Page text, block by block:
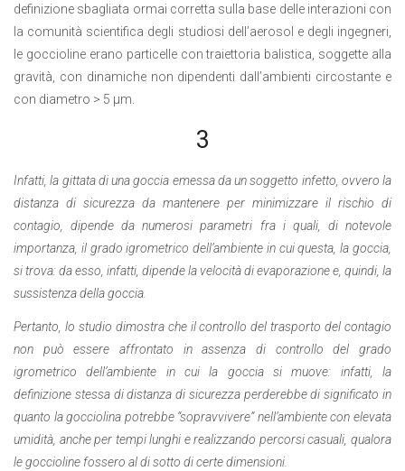
definizione sbagliata ormai corretta sulla base delle interazioni con
la comunità scientifica degli studiosi dell’aerosol e degli ingegneri,
le goccioline erano particelle con traiettoria balistica, soggette alla
gravità, con dinamiche non dipendenti dall’ambienti circostante e
con diametro > 5 µm.
3
Infatti, la gittata di una goccia emessa da un soggetto infetto, ovvero la
distanza di sicurezza da mantenere per minimizzare il rischio di
contagio, dipende da numerosi parametri fra i quali, di notevole
importanza, il grado igrometrico dell’ambiente in cui questa, la goccia,
si trova: da esso, infatti, dipende la velocità di evaporazione e, quindi, la
sussistenza della goccia.
Pertanto, lo studio dimostra che il controllo del trasporto del contagio
non può essere affrontato in assenza di controllo del grado
igrometrico dell’ambiente in cui la goccia si muove: infatti, la
definizione stessa di distanza di sicurezza perderebbe di significato in
quanto la gocciolina potrebbe “sopravvivere” nell’ambiente con elevata
umidità, anche per tempi lunghi e realizzando percorsi casuali, qualora
le goccioline fossero al di sotto di certe dimensioni.